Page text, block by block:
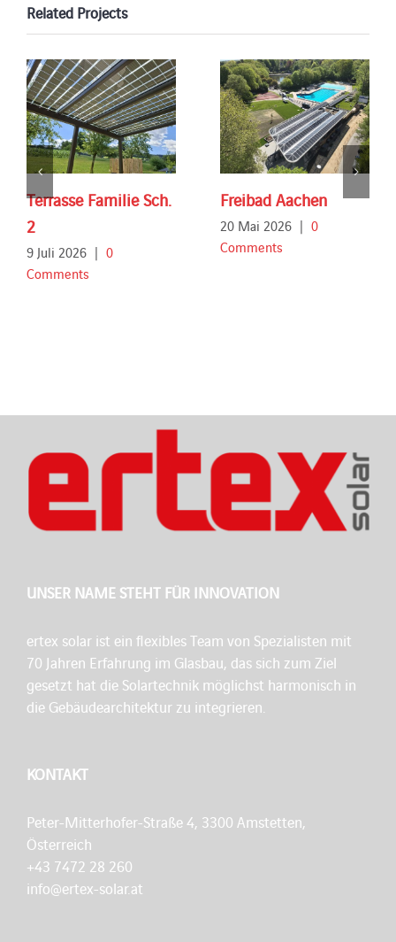
Related Projects
Terrasse Familie Sch.
2
9 Juli 2026 | 0
Comments
Freibad Aachen
20 Mai 2026 | 0
Comments
UNSER NAME STEHT FÜR INNOVATION
ertex solar ist ein flexibles Team von Spezialisten mit
70 Jahren Erfahrung im Glasbau, das sich zum Ziel
gesetzt hat die Solartechnik möglichst harmonisch in
die Gebäudearchitektur zu integrieren.
KONTAKT
Peter-Mitterhofer-Straße 4, 3300 Amstetten,
Österreich
+43 7472 28 260
info@ertex-solar.at